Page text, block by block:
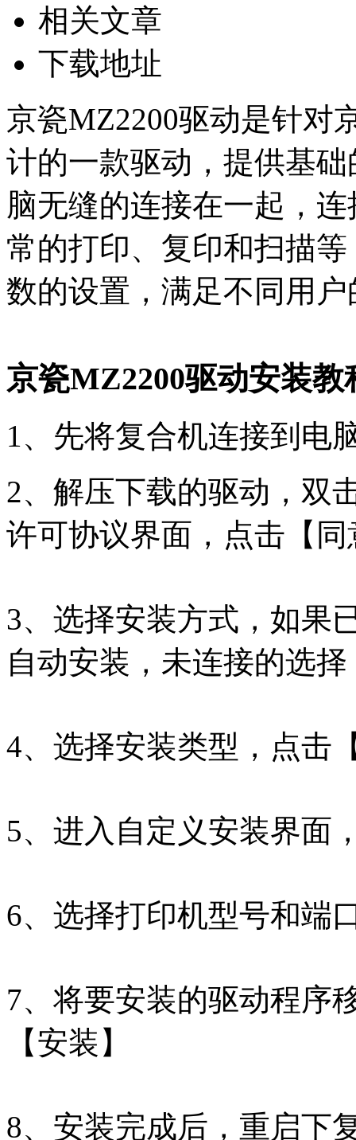
相关文章
下载地址
京瓷MZ2200驱动是针对
计的一款驱动，提供基
脑无缝的连接在一起，
常的打印、复印和扫描
数的设置，满足不同用
京瓷MZ2200驱动安装教
1、先将复合机连接到电
2、解压下载的驱动，双
许可协议界面，点击【同
3、选择安装方式，如果
自动安装，未连接的选
4、选择安装类型，点击
5、进入自定义安装界面
6、选择打印机型号和端
7、将要安装的驱动程序
【安装】
8、安装完成后，重启下